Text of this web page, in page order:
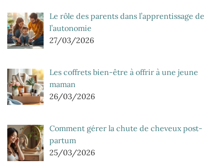
Le rôle des parents dans l’apprentissage de
l’autonomie
27/03/2026
Les coffrets bien-être à offrir à une jeune
maman
26/03/2026
Comment gérer la chute de cheveux post-
partum
25/03/2026